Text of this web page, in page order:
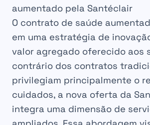
aumentado pela Santéclair
O contrato de saúde
em uma estratégia de
valor agregado oferecido aos
contrário dos contratos
privilegiam principalmente o
cuidados, a nova oferta da
integra uma dimensão de